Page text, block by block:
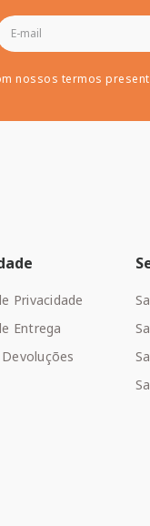
nossos termos
Privacidade
Entrega